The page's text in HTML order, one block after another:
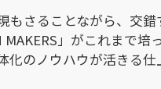
もさることながら、交錯
MAKERS」がこれまで培
化のノウハウが活きる仕